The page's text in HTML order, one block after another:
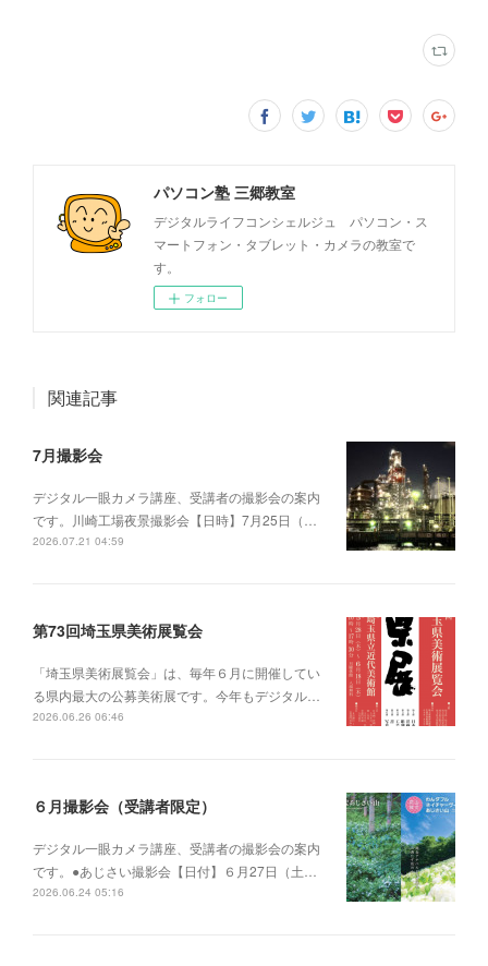
パソコン塾 三郷教室
デジタルライフコンシェルジュ パソコン・ス
マートフォン・タブレット・カメラの教室で
す。
フォロー
関連記事
7月撮影会
デジタル一眼カメラ講座、受講者の撮影会の案内
です。川崎工場夜景撮影会【日時】7月25日（…
2026.07.21 04:59
第73回埼玉県美術展覧会
「埼玉県美術展覧会」は、毎年６月に開催してい
る県内最大の公募美術展です。今年もデジタル…
2026.06.26 06:46
６月撮影会（受講者限定）
デジタル一眼カメラ講座、受講者の撮影会の案内
です。●あじさい撮影会【日付】６月27日（土…
2026.06.24 05:16